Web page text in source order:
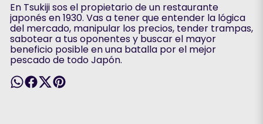
En Tsukiji sos el propietario de un restaurante
japonés en 1930. Vas a tener que entender la lógica
del mercado, manipular los precios, tender trampas,
sabotear a tus oponentes y buscar el mayor
beneficio posible en una batalla por el mejor
pescado de todo Japón.